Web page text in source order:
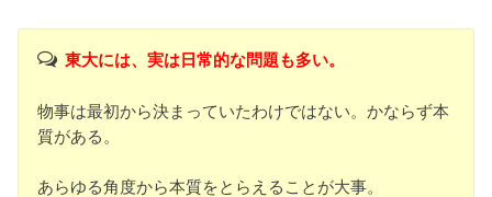
東大には、実は日常的な問題も多い。
物事は最初から決まっていたわけではない。かならず本
質がある。
あらゆる角度から本質をとらえることが大事。